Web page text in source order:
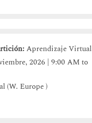
Aprendizaje Virtual
2026 | 9:00 AM to
(W. Europe )